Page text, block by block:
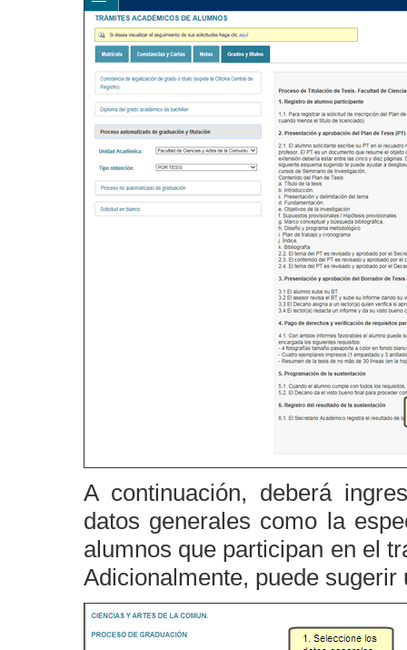
A continuación, deberá
datos generales como la
alumnos que participan en el
Adicionalmente, puede sugerir